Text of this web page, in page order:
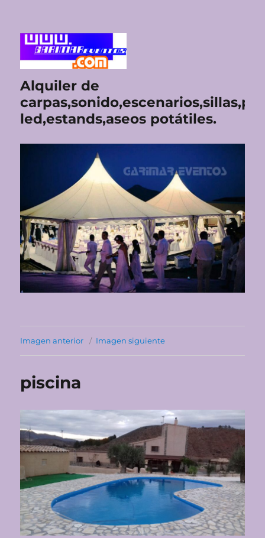
Alquiler de
led,estands,aseos potátiles.
Imagen anterior Imagen siguiente
piscina